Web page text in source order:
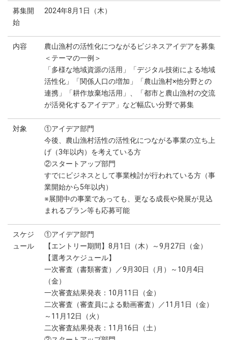
募集開
始
2024年8月1日（木）
内容
農山漁村の活性化につながるビジネスアイデアを募集
＜テーマの一例＞
「多様な地域資源の活用」「デジタル技術による地域
活性化」「関係人口の増加」「農山漁村×他分野との
連携」「耕作放棄地活用」、「都市と農山漁村の交流
が活発化するアイデア」など幅広い分野で募集
対象
①アイデア部門
今後、農山漁村活性の活性化につながる事業の立ち上
げ（3年以内）を考えている方
②スタートアップ部門
すでにビジネスとして事業検討が行われている方（事
業開始から5年以内）
※展開中の事業であっても、更なる成長や発展が見込
まれるプラン等も応募可能
スケジ
ュール
①アイデア部門
【エントリー期間】8月1日（木）～9月27日（金）
【選考スケジュール】
一次審査（書類審査）／9月30日（月）～10月4日
（金）
一次審査結果発表：10月11日（金）
二次審査（審査員による動画審査）／11月1日（金）
～11月12日（火）
二次審査結果発表：11月16日（土）